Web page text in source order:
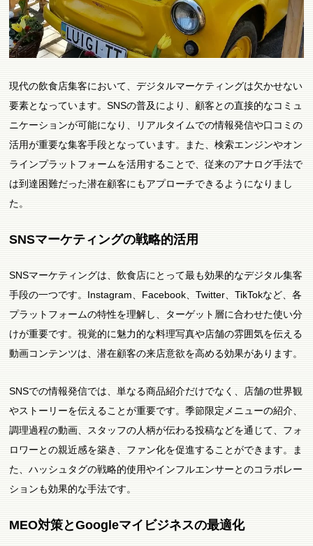
現代の飲食店集客において、デジタルマーケティングは欠かせない
要素となっています。SNSの普及により、顧客との直接的なコミュ
ニケーションが可能になり、リアルタイムでの情報発信や口コミの
活用が重要な集客手段となっています。また、検索エンジンやオン
ラインプラットフォームを活用することで、従来のアナログ手法で
は到達困難だった潜在顧客にもアプローチできるようになりまし
た。
SNSマーケティングの戦略的活用
SNSマーケティングは、飲食店にとって最も効果的なデジタル集客
手段の一つです。Instagram、Facebook、Twitter、TikTokなど、各
プラットフォームの特性を理解し、ターゲット層に合わせた使い分
けが重要です。視覚的に魅力的な料理写真や店舗の雰囲気を伝える
動画コンテンツは、潜在顧客の来店意欲を高める効果があります。
SNSでの情報発信では、単なる商品紹介だけでなく、店舗の世界観
やストーリーを伝えることが重要です。季節限定メニューの紹介、
調理過程の動画、スタッフの人柄が伝わる投稿などを通じて、フォ
ロワーとの親近感を築き、ファン化を促進することができます。ま
た、ハッシュタグの戦略的使用やインフルエンサーとのコラボレー
ションも効果的な手法です。
MEO対策とGoogleマイビジネスの最適化